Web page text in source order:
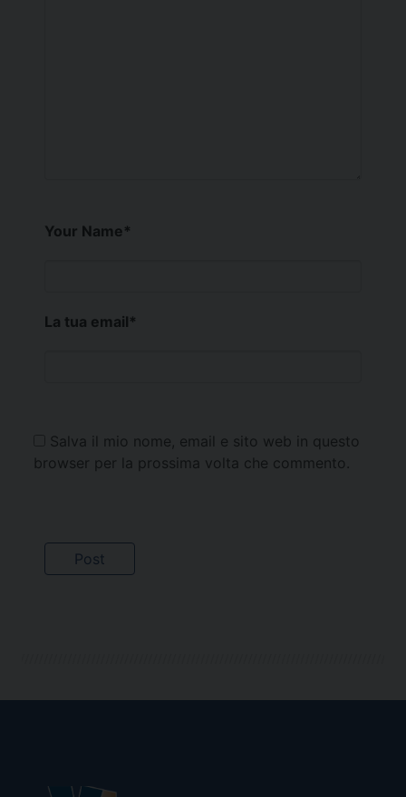
Your Name*
La tua email*
Salva il mio nome, email e sito web in questo
browser per la prossima volta che commento.